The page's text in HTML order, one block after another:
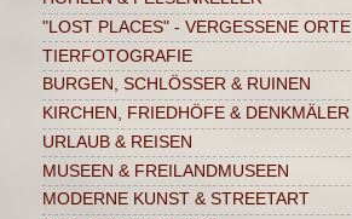
"LOST PLACES" - VERGESSENE ORTE
TIERFOTOGRAFIE
BURGEN, SCHLÖSSER & RUINEN
KIRCHEN, FRIEDHÖFE & DENKMÄLER
URLAUB & REISEN
MUSEEN & FREILANDMUSEEN
MODERNE KUNST & STREETART